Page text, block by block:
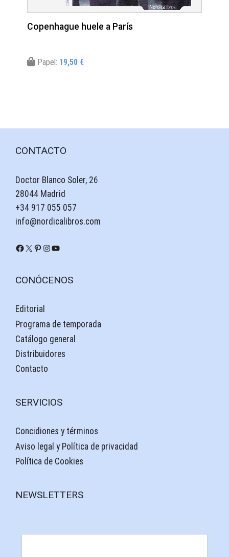
Copenhague huele a París
Papel: 19,50 €
CONTACTO
Doctor Blanco Soler, 26
28044 Madrid
+34 917 055 057
info@nordicalibros.com
Facebook
X Pinterest
Instagram
YouTube
CONÓCENOS
Editorial
Programa de temporada
Catálogo general
Distribuidores
Contacto
SERVICIOS
Concidiones y términos
Aviso legal y Política de privacidad
Política de Cookies
NEWSLETTERS